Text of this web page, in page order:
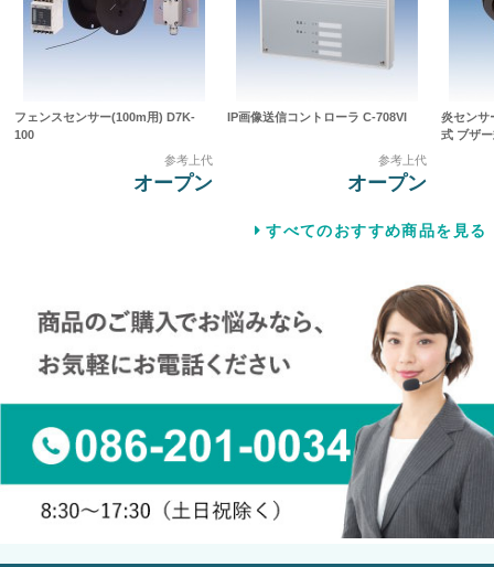
フェンスセンサー(100m用) D7K-
100
参考上代
オープン
IP画像送信コントローラ C-708VI
参考上代
オープン
炎セン
式 ブザ
すべてのおすすめ商品を見る